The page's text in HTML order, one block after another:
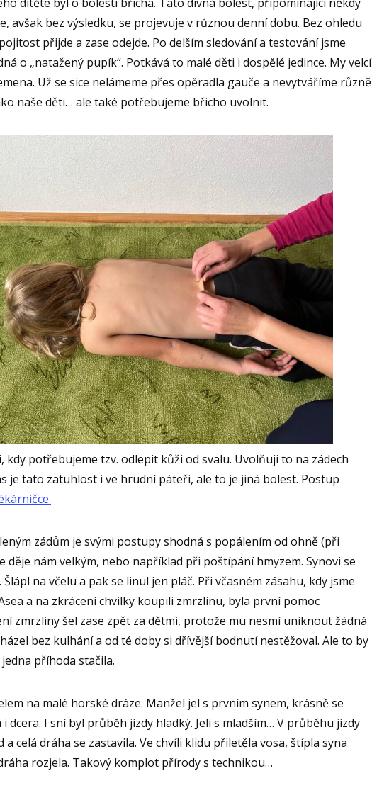
avšak bez výsledku, se projevuje v různou denní dobu. Bez ohledu
přijde a zase odejde. Po delším sledování a testování jsme
o „natažený pupík“. Potkává to malé děti i dospělé jedince. My velcí
Už se sice nelámeme přes opěradla gauče a nevytváříme různě
naše děti… ale také potřebujeme břicho uvolnit.
kdy potřebujeme tzv. odlepit kůži od svalu. Uvolňuji to na zádech
je tato zatuhlost i ve hrudní páteři, ale to je jiná bolest. Postup
zádům je svými postupy shodná s popálením od ohně (při
děje nám velkým, nebo například při poštípání hmyzem. Synovi se
na včelu a pak se linul jen pláč. Při včasném zásahu, kdy jsme
a na zkrácení chvilky koupili zmrzlinu, byla první pomoc
zmrzliny šel zase zpět za dětmi, protože mu nesmí uniknout žádná
bez kulhání a od té doby si dřívější bodnutí nestěžoval. Ale to by
příhoda stačila.
na malé horské dráze. Manžel jel s prvním synem, krásně se
dcera. I sní byl průběh jízdy hladký. Jeli s mladším… V průběhu jízdy
celá dráha se zastavila. Ve chvíli klidu přiletěla vosa, štípla syna
rozjela. Takový komplot přírody s technikou…